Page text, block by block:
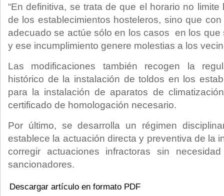
“En definitiva, se trata de que el horario no
de los establecimientos hosteleros, sino que
adecuado se actúe sólo en los casos en los que
y ese incumplimiento genere molestias a los
Las modificaciones también recogen la
histórico de la instalación de toldos en los
para la instalación de aparatos de
certificado de homologación necesario.
Por último, se desarrolla un régimen
establece la actuación directa y preventiva de la
corregir actuaciones infractoras sin
sancionadores.
Descargar artículo en formato PDF